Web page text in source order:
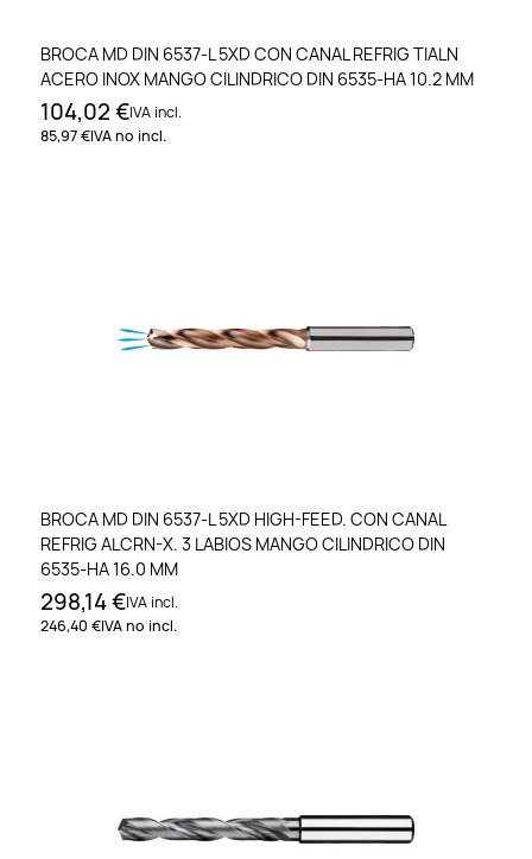
BROCA MD DIN 6537-L 5XD CON CANAL REFRIG TIALN
ACERO INOX MANGO CILINDRICO DIN 6535-HA 10.2 MM
104,02 €IVA incl.
85,97 €IVA no incl.
BROCA MD DIN 6537-L 5XD HIGH-FEED. CON CANAL
REFRIG ALCRN-X. 3 LABIOS MANGO CILINDRICO DIN
6535-HA 16.0 MM
298,14 €IVA incl.
246,40 €IVA no incl.